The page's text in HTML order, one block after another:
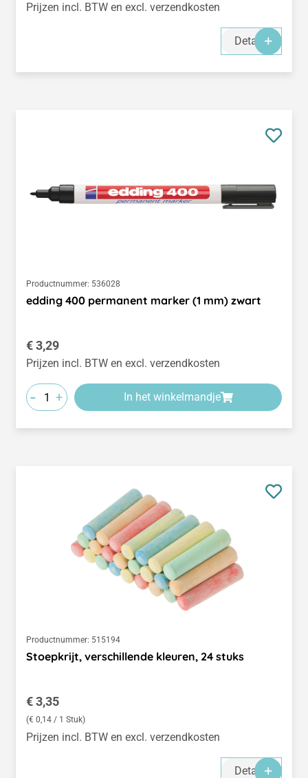
Prijzen incl. BTW en excl. verzendkosten
Details
Productnummer: 536028
edding 400 permanent marker (1 mm) zwart
Normale prijs:
€ 3,29
Prijzen incl. BTW en excl. verzendkosten
- + In het winkelmandje
Productnummer: 515194
Stoepkrijt, verschillende kleuren, 24 stuks
Normale prijs:
€ 3,35
(€ 0,14 / 1 Stuk)
Prijzen incl. BTW en excl. verzendkosten
Details